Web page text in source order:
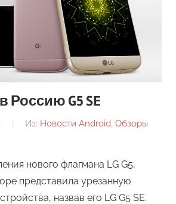
Россию G5 SE
Из: Новости Android, Обзоры
нового флагмана LG G5,
представила урезанную
назвав его LG G5 SE.